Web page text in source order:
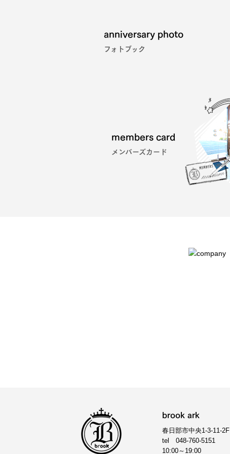
anniversary photo
フォトブック
members card
メンバーズカード
brook ark
春日部市中央1-3-11-2F
tel 048-760-5151
10:00～19:00